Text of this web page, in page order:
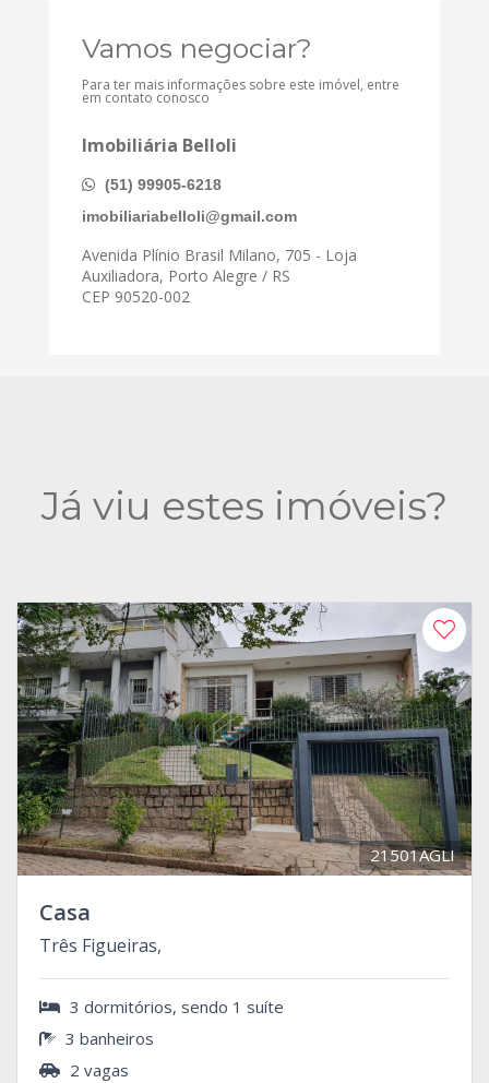
Vamos negociar?
Para ter mais informações sobre este imóvel, entre
em contato conosco
Imobiliária Belloli
(51) 99905-6218
imobiliariabelloli@gmail.com
Avenida Plínio Brasil Milano, 705 - Loja
Auxiliadora, Porto Alegre / RS
CEP 90520-002
Já viu estes imóveis?
21501AGLI
Casa
Três Figueiras,
3 dormitórios, sendo 1 suíte
3 banheiros
2 vagas